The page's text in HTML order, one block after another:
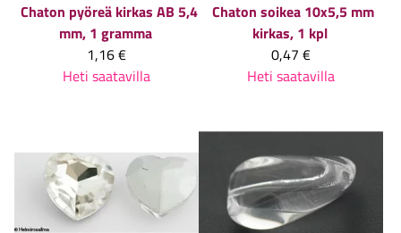
Chaton pyöreä kirkas AB 5,4
mm, 1 gramma
1,16 €
Heti saatavilla
Chaton soikea 10x5,5 mm
kirkas, 1 kpl
0,47 €
Heti saatavilla